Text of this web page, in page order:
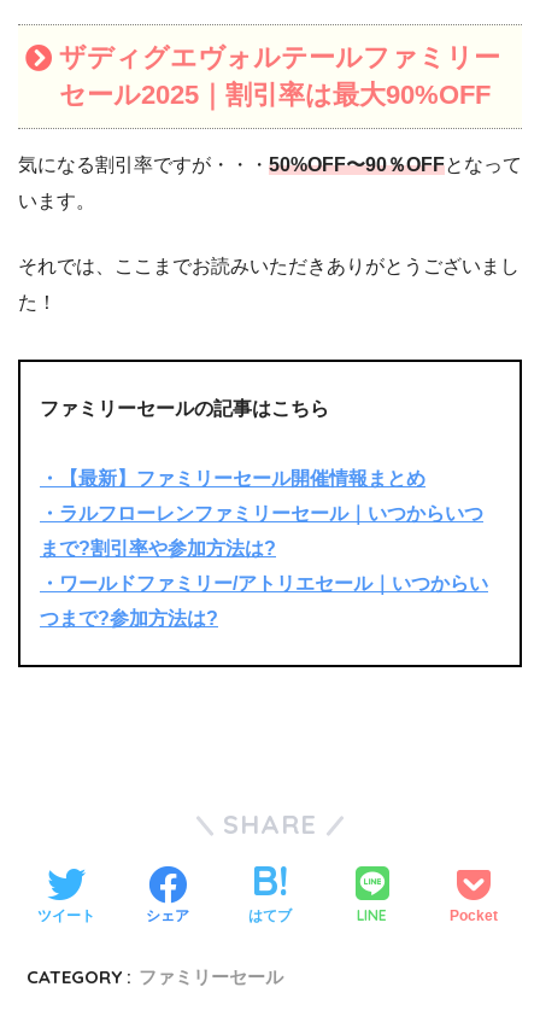
ザディグエヴォルテールファミリー
セール2025｜割引率は最大90%OFF
気になる割引率ですが・・・ 50%OFF〜90％OFFとなって
います。
それでは、ここまでお読みいただきありがとうございまし
た！
ファミリーセールの記事はこちら
・【最新】ファミリーセール開催情報まとめ
・ラルフローレンファミリーセール｜いつからいつ
まで?割引率や参加方法は?
・ワールドファミリー/アトリエセール｜いつからい
つまで?参加方法は?
SHARE
ツイート シェア はてブ LINE Pocket
CATEGORY : ファミリーセール